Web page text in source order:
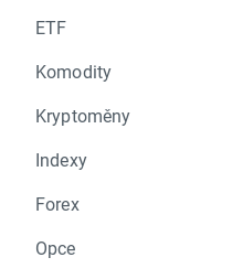
ETF
Komodity
Kryptoměny
Indexy
Forex
Opce